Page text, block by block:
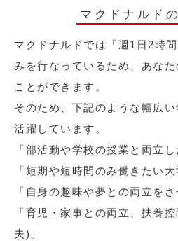
マクドナルド
マクドナルドでは「週1日2時
みを行なっているため、あなた
ことができます。
そのため、下記のような幅広
活躍しています。
「部活動や学校の授業と両立し
「短期や短時間のみ働きたい大
「自身の趣味や夢との両立を
「育児・家事との両立、扶養
夫)」